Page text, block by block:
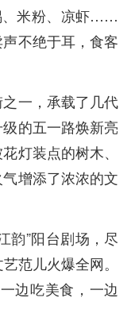
、米粉、凉虾……
不绝于耳，食客
一，承载了几代
的五一路焕新亮
灯装点的树木、
增添了浓浓的文
韵”阳台剧场，尽
范儿火爆全网。
边吃美食，一边